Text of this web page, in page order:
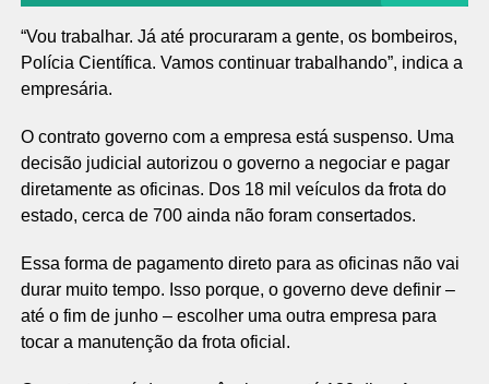
“Vou trabalhar. Já até procuraram a gente, os bombeiros,
Polícia Científica. Vamos continuar trabalhando”, indica a
empresária.
O contrato governo com a empresa está suspenso. Uma
decisão judicial autorizou o governo a negociar e pagar
diretamente as oficinas. Dos 18 mil veículos da frota do
estado, cerca de 700 ainda não foram consertados.
Essa forma de pagamento direto para as oficinas não vai
durar muito tempo. Isso porque, o governo deve definir –
até o fim de junho – escolher uma outra empresa para
tocar a manutenção da frota oficial.